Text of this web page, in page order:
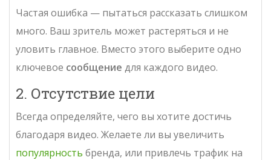
Частая ошибка — пытаться рассказать слишком
много. Ваш зритель может растеряться и не
уловить главное. Вместо этого выберите одно
ключевое сообщение для каждого видео.
2. Отсутствие цели
Всегда определяйте, чего вы хотите достичь
благодаря видео. Желаете ли вы увеличить
популярность бренда, или привлечь трафик на